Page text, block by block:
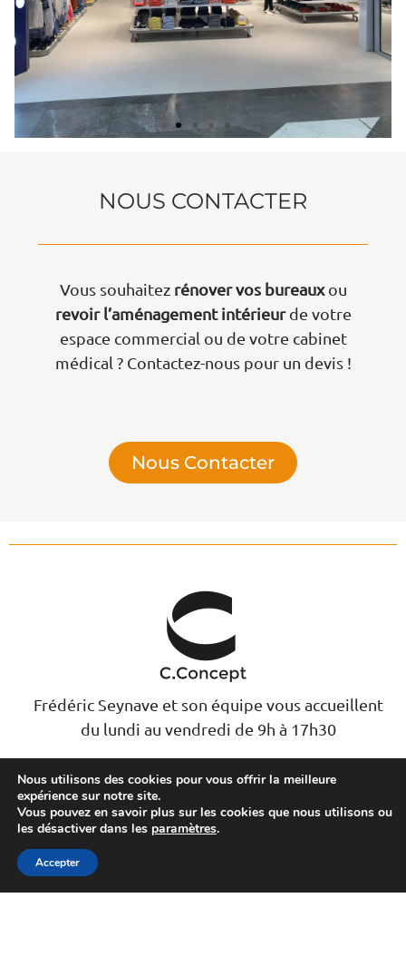
NOUS CONTACTER
Vous souhaitez rénover vos bureauxou
revoir l’aménagement intérieurde votre
espace commercial ou de votre cabinet
médical ? Contactez-nous pour un devis !
Nous Contacter
Frédéric Seynave et son équipe vous accueillent
du lundi au vendredi de 9h à 17h30
Nous contacter
03 20 63 13 04
Nous utilisons des cookies pour vous offrir la meilleure
expérience sur notre site.
Vous pouvez en savoir plus sur les cookies que nous utilisons ou
les désactiver dans les paramètres.
Accepter